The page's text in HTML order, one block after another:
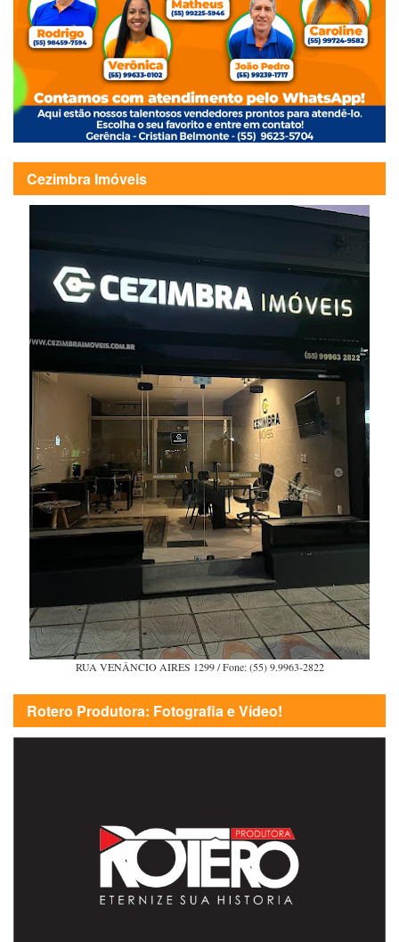
Cezimbra Imóveis
RUA VENÂNCIO AIRES 1299 / Fone: (55) 9.9963-2822
Rotero Produtora: Fotografia e Vídeo!